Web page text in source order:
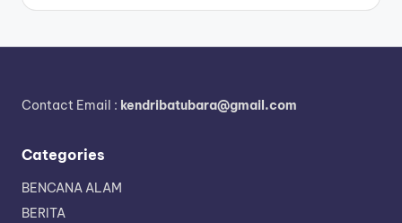
Contact Email : kendribatubara@gmail.com
Categories
BENCANA ALAM
BERITA